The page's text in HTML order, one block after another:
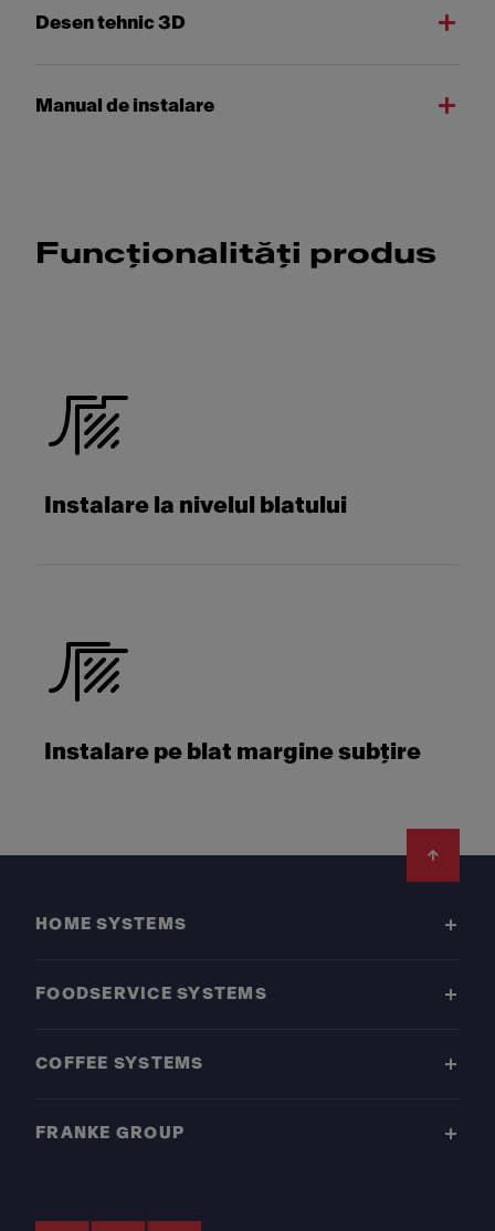
Desen tehnic 3D
Manual de instalare
Funcționalități produs
Instalare la nivelul blatului
Instalare pe blat margine subțire
HOME SYSTEMS
FOODSERVICE SYSTEMS
COFFEE SYSTEMS
FRANKE GROUP